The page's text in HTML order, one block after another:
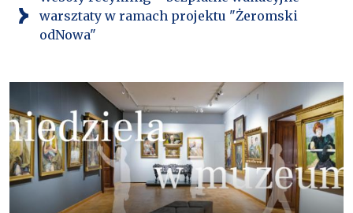
warsztaty w ramach projektu "Żeromski
odNowa"